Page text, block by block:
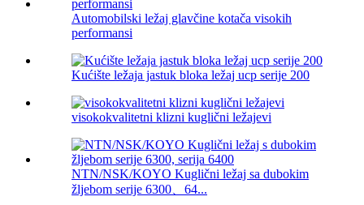
Automobilski ležaj glavčine kotača visokih
performansi
Kućište ležaja jastuk bloka ležaj ucp serije 200
visokokvalitetni klizni kuglični ležajevi
NTN/NSK/KOYO Kuglični ležaj sa dubokim
žljebom serije 6300、64...